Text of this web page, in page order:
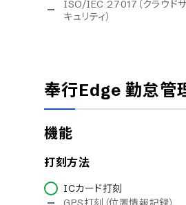
ISO/IEC 27017（クラウド
キュリティ）
ベトナム語
IT導入補助金
IT導入補助金対象
デバイス対応
スマホアプリ（iOS）対応
奉行Edge 勤怠管
機能
打刻方法
ICカード打刻